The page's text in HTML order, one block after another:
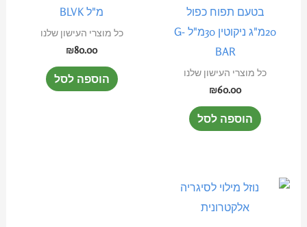
בטעם תפוח כפול
20מ"ג ניקוטין 30מ"ל G-
BAR
כל מוצרי העישון שלנו
₪60.00
הוספה לסל
מ"ל BLVK
כל מוצרי העישון שלנו
₪80.00
הוספה לסל